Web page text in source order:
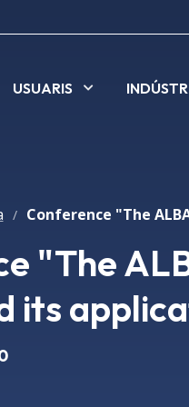
USUARIS
/
"The
its